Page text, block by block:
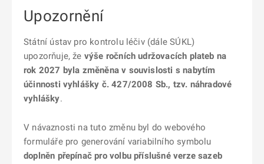
Upozornění
Státní ústav pro kontrolu léčiv (dále SÚKL)
upozorňuje, že výše ročních udržovacích plateb na
rok 2027 byla změněna v souvislosti s nabytím
účinnosti vyhlášky č. 427/2008 Sb., tzv. náhradové
vyhlášky.
V návaznosti na tuto změnu byl do webového
formuláře pro generování variabilního symbolu
doplněn přepínač pro volbu příslušné verze sazeb